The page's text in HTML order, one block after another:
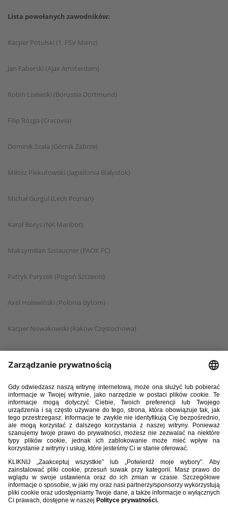
Lista powołanych zawodników:
Kacper Potulski (1. FSV Mainz)
Jan Faberski (Ajax Amsterdam)
Robin Lisewski (Borussia Dortmund)
Filip Rózga (Cracovia)
Dominik Szala (Górnik Zabrze)
Miłosz Piekutowski (Jagiellonia Białystok)
Michał Gurgul (Lech Poznań)
Karol Borys (NK Maribor)
Maksymilian Sznaucner (PAOK FC)
Patryk Paryzek (Pogoń Szczecin)
Axel Holewiński (Polonia Bytom)
Kacper Nowakowski (Raków Częstochowa)
Krzysztof Kurowski (Śląsk Wrocław)
Jakub Krzyżanowski (Torino FC)
Eryk Grzywacz (Vfl Wolfsburg)
Jan Dorożko (Zagłębie Lubin)